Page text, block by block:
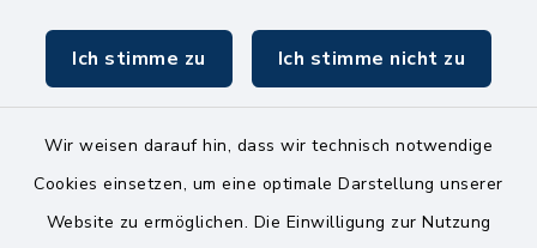
Ich stimme zu Ich stimme nicht zu
Wir weisen darauf hin, dass wir technisch notwendige
Cookies einsetzen, um eine optimale Darstellung unserer
Website zu ermöglichen. Die Einwilligung zur Nutzung
Kontakt